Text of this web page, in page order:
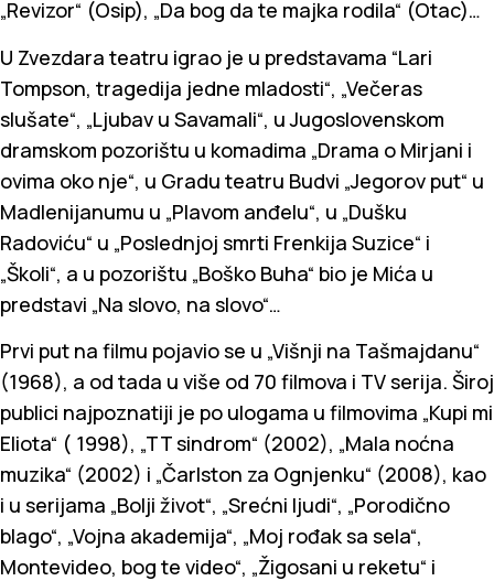
„Revizor“ (Osip), „Da bog da te majka rodila“ (Otac)…
U Zvezdara teatru igrao je u predstavama “Lari
Tompson, tragedija jedne mladosti“, „Večeras
slušate“, „Ljubav u Savamali“, u Jugoslovenskom
dramskom pozorištu u komadima „Drama o Mirjani i
ovima oko nje“, u Gradu teatru Budvi „Jegorov put“ u
Madlenijanumu u „Plavom anđelu“, u „Dušku
Radoviću“ u „Poslednjoj smrti Frenkija Suzice“ i
„Školi“, a u pozorištu „Boško Buha“ bio je Mića u
predstavi „Na slovo, na slovo“…
Prvi put na filmu pojavio se u „Višnji na Tašmajdanu“
(1968), a od tada u više od 70 filmova i TV serija. Široj
publici najpoznatiji je po ulogama u filmovima „Kupi mi
Eliota“ ( 1998), „TT sindrom“ (2002), „Mala noćna
muzika“ (2002) i „Čarlston za Ognjenku“ (2008), kao
i u serijama „Bolji život“, „Srećni ljudi“, „Porodično
blago“, „Vojna akademija“, „Moj rođak sa sela“,
Montevideo, bog te video“, „Žigosani u reketu“ i